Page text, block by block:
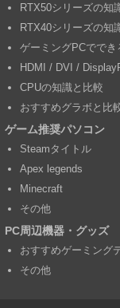
RTX50シリーズの知
RTX40シリーズの知
ゲーミングPCででき
HDMI / DVI /
CPUの知識と比較
おすすめグラボと比
ゲーム推奨パソコン
Steamタイトル
Apex legends
Minecraft
その他
PC周辺機器・グッズ
おすすめゲーミング
その他